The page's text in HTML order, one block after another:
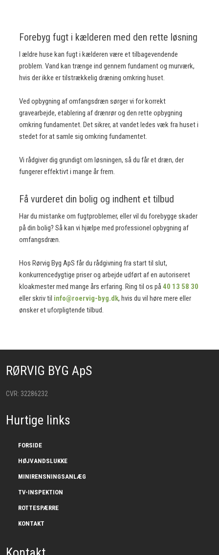
Forebyg fugt i kælderen med den rette løsning
I ældre huse kan fugt i kælderen være et tilbagevendende
problem. Vand kan trænge ind gennem fundament og murværk,
hvis der ikke er tilstrækkelig dræning omkring huset.
Ved opbygning af omfangsdræn sørger vi for korrekt
gravearbejde, etablering af drænrør og den rette opbygning
omkring fundamentet. Det sikrer, at vandet ledes væk fra huset i
stedet for at samle sig omkring fundamentet.
Vi rådgiver dig grundigt om løsningen, så du får et dræn, der
fungerer effektivt i mange år frem.
Få vurderet din bolig og indhent et tilbud
Har du mistanke om fugtproblemer, eller vil du forebygge skader
på din bolig? Så kan vi hjælpe med professionel opbygning af
omfangsdræn.
Hos Rørvig Byg ApS får du rådgivning fra start til slut,
konkurrencedygtige priser og arbejde udført af en autoriseret
kloakmester med mange års erfaring. Ring til os på40 13 58 30
eller skriv til info@roervig-byg.dk, hvis du vil høre mere eller
ønsker et uforpligtende tilbud.
RØRVIG BYG ApS
CVR: ​32286232
Hurtige links
FORSIDE
HØJVANDSLUKKE
MINIRENSNINGSANLÆG
TV-INSPEKTION
ROTTESPÆRRE
KONTAKT